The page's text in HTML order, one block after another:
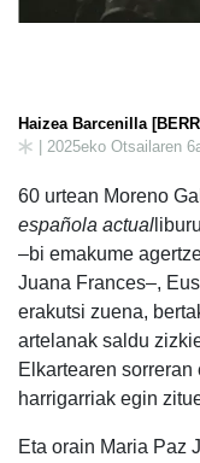
Haizea Barcenilla
| 2025eko Otsailaren
60 urtean Moreno
española actual
–bi emakume
Juana Frances–,
erakutsi zuena,
artelanak saldu
Elkartearen
harrigarriak egin
Eta orain Maria Paz